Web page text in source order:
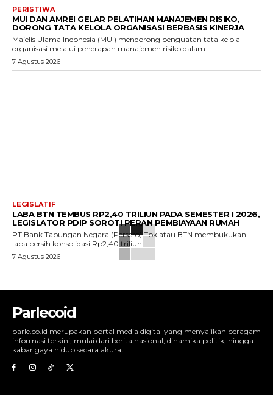
PERISTIWA
MUI DAN AMREI GELAR PELATIHAN MANAJEMEN RISIKO,
DORONG TATA KELOLA ORGANISASI BERBASIS KINERJA
Majelis Ulama Indonesia (MUI) mendorong penguatan tata kelola
organisasi melalui penerapan manajemen risiko dalam...
7 Agustus 2026
LEGISLATIF
LABA BTN TEMBUS RP2,40 TRILIUN PADA SEMESTER I 2026,
LEGISLATOR PDIP SOROTI PERAN PEMBIAYAAN RUMAH
PT Bank Tabungan Negara (Persero) Tbk atau BTN membukukan
laba bersih konsolidasi Rp2,40 triliun...
7 Agustus 2026
Parlecoid
parle.co.id merupakan portal media digital yang menyajikan beragam
informasi terkini, mulai dari berita nasional, dinamika politik, hingga
kabar gaya hidup secara akurat.